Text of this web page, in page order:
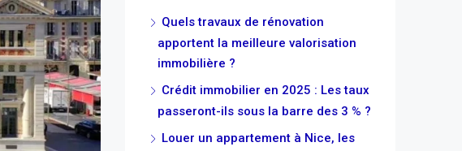
Quels travaux de rénovation
apportent la meilleure valorisation
immobilière ?
Crédit immobilier en 2025 : Les taux
passeront-ils sous la barre des 3 % ?
Louer un appartement à Nice, les